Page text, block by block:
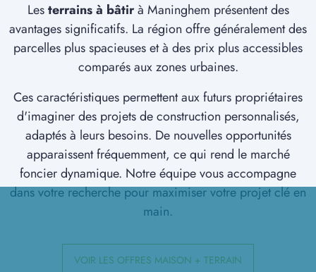
Lesterrains à bâtirà Maninghem présentent des
avantages significatifs. La région offre généralement des
parcelles plus spacieuses et à des prix plus accessibles
comparés aux zones urbaines.
Ces caractéristiques permettent aux futurs propriétaires
d'imaginer des projets de construction personnalisés,
adaptés à leurs besoins. De nouvelles opportunités
apparaissent fréquemment, ce qui rend le marché
foncier dynamique. Notre équipe vous accompagne
dans votre recherche pour maximiser votre projet clé en
main.
VOIR LES OFFRES MAISON + TERRAIN